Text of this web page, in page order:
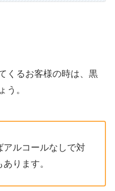
くるお客様の時は、黒
う。
アルコールなしで対
ります。